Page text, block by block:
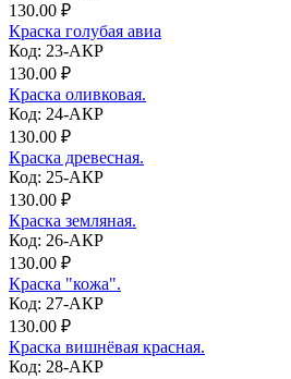
130.00 ₽
Краска голубая авиа
Код: 23-АКР
130.00 ₽
Краска оливковая.
Код: 24-АКР
130.00 ₽
Краска древесная.
Код: 25-АКР
130.00 ₽
Краска земляная.
Код: 26-АКР
130.00 ₽
Краска "кожа".
Код: 27-АКР
130.00 ₽
Краска вишнёвая красная.
Код: 28-АКР